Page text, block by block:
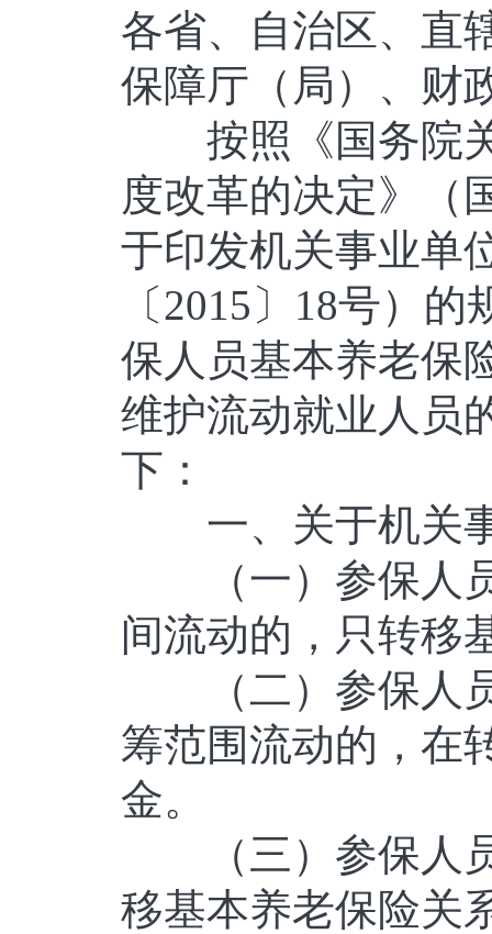
各省、自治区、直
保障厅（局）、财
按照《国务院关
度改革的决定》（
于印发机关事业单
〔2015〕18号）
保人员基本养老保
维护流动就业人员
下：
一、关于机关事
（一）参保人员
间流动的，只转移
（二）参保人员
筹范围流动的，在
金。
（三）参保人员
移基本养老保险关